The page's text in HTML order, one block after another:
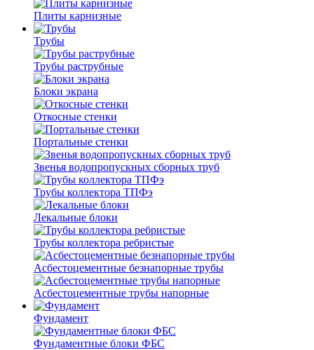
Плиты карнизные
Трубы
Трубы раструбные
Блоки экрана
Откосные стенки
Портальные стенки
Звенья водопропускных сборных труб
Трубы коллектора ТПФэ
Лекальные блоки
Трубы коллектора ребристые
Асбестоцементные безнапорные трубы
Асбестоцементные трубы напорные
Фундамент
Фундаментные блоки ФБС